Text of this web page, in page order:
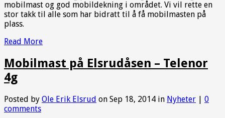
mobilmast og god mobildekning i området. Vi vil rette en
stor takk til alle som har bidratt til å få mobilmasten på
plass.
Read More
Mobilmast på Elsrudåsen – Telenor
4g
Posted by Ole Erik Elsrud on Sep 18, 2014 in Nyheter
0
comments